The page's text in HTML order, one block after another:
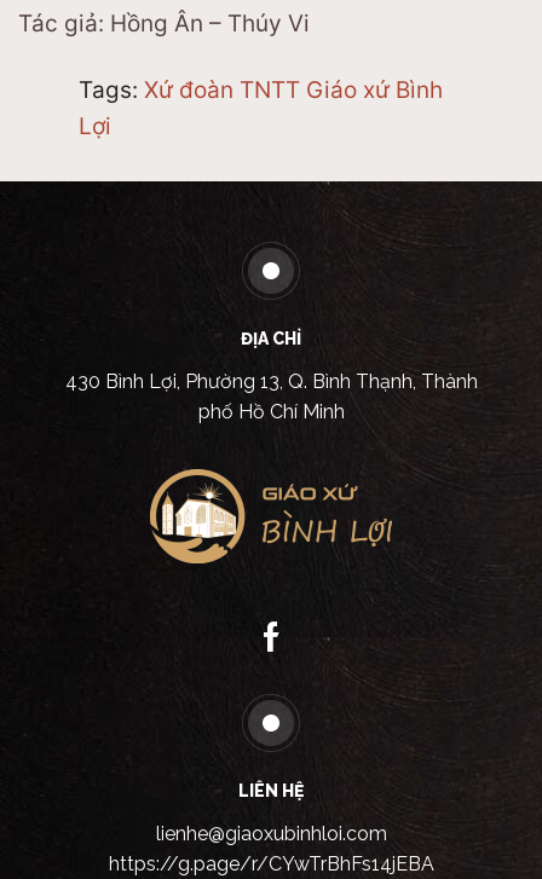
Tác giả: Hồng Ân – Thúy Vi
Tags: Xứ đoàn TNTT Giáo xứ Bình
Lợi
ĐỊA CHỈ
430 Bình Lợi, Phường 13, Q. Bình Thạnh, Thành
phố Hồ Chí Minh
LIÊN HỆ
lienhe@giaoxubinhloi.com
https://g.page/r/CYwTrBhFs14jEBA